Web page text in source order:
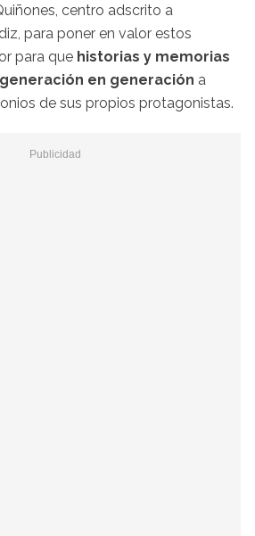
centro adscrito a
para poner en valor estos
para que historias y memorias
en generación a
de sus propios protagonistas.